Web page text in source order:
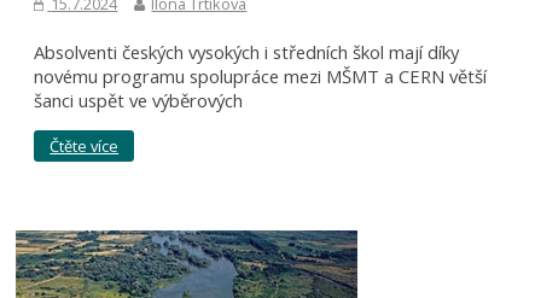
Absolventi českých vysokých i středních škol mají díky
novému programu spolupráce mezi MŠMT a CERN větší
šanci uspět ve výběrových
Čtěte více